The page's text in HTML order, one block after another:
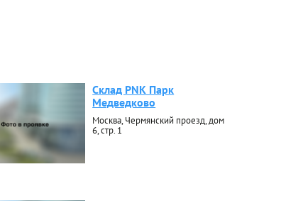
Склад PNK Парк
Медведково
Москва, Чермянский проезд, дом
6, стр. 1